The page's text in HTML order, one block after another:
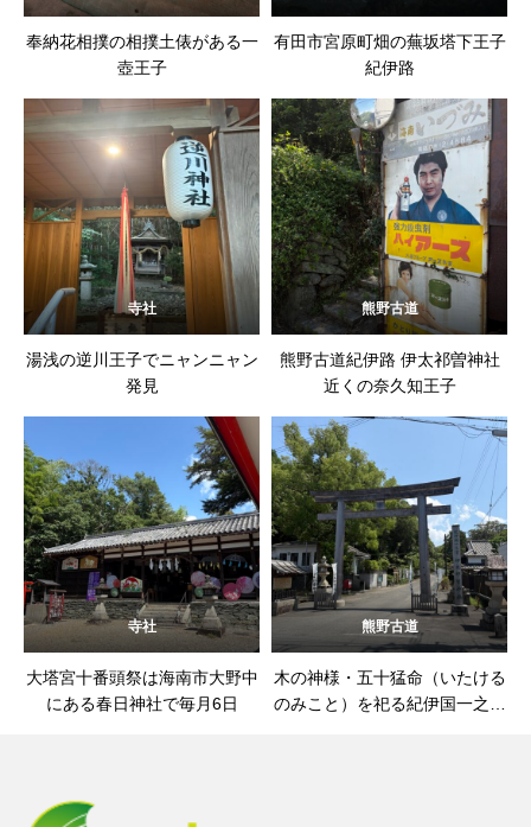
奉納花相撲の相撲土俵がある一
壺王子
有田市宮原町畑の蕪坂塔下王子
紀伊路
寺社
湯浅の逆川王子でニャンニャン
発見
熊野古道
熊野古道紀伊路 伊太祁曽神社
近くの奈久知王子
寺社
大塔宮十番頭祭は海南市大野中
にある春日神社で毎月6日
熊野古道
木の神様・五十猛命（いたける
のみこと）を祀る紀伊国一之宮